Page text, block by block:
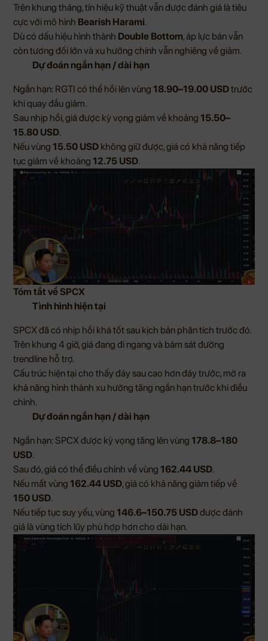
Trên khung tháng, tín hiệu kỹ thuật vẫn được đánh giá là tiêu
cực với mô hình Bearish Harami.
Dù có dấu hiệu hình thành Double Bottom, áp lực bán vẫn
còn tương đối lớn và xu hướng chính vẫn nghiêng về giảm.
Dự đoán ngắn hạn / dài hạn
Ngắn hạn: RGTI có thể hồi lên vùng 18.90–19.00 USDtrước
khi quay đầu giảm.
Sau nhịp hồi, giá được kỳ vọng giảm về khoảng 15.50–
15.80 USD.
Nếu vùng 15.50 USD không giữ được, giá có khả năng tiếp
tục giảm về khoảng 12.75 USD.
Tóm tắt về SPCX
Tình hình hiện tại
SPCX đã có nhịp hồi khá tốt sau kịch bản phân tích trước đó.
Trên khung 4 giờ, giá đang đi ngang và bám sát đường
trendline hỗ trợ.
Cấu trúc hiện tại cho thấy đáy sau cao hơn đáy trước, mở ra
khả năng hình thành xu hướng tăng ngắn hạn trước khi điều
chỉnh.
Dự đoán ngắn hạn / dài hạn
Ngắn hạn: SPCX được kỳ vọng tăng lên vùng 178.8–180
USD.
Sau đó, giá có thể điều chỉnh về vùng 162.44 USD.
Nếu mất vùng 162.44 USD, giá có khả năng giảm tiếp về
150 USD.
Nếu tiếp tục suy yếu, vùng 146.6–150.75 USDđược đánh
giá là vùng tích lũy phù hợp hơn cho dài hạn.